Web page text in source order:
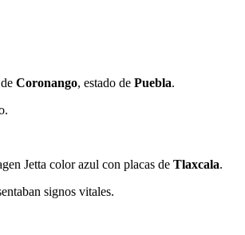
Coronango, estado de Puebla.
Jetta color azul con placas de Tlaxcala.
signos vitales.